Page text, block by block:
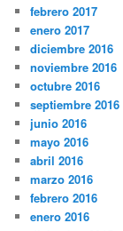
febrero 2017
enero 2017
diciembre 2016
noviembre 2016
octubre 2016
septiembre 2016
junio 2016
mayo 2016
abril 2016
marzo 2016
febrero 2016
enero 2016